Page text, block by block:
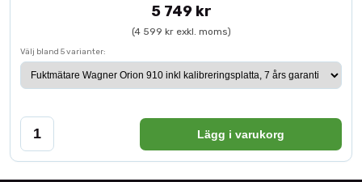
5 749 kr
(4 599 kr exkl. moms)
Välj bland 5 varianter:
Lägg i varukorg